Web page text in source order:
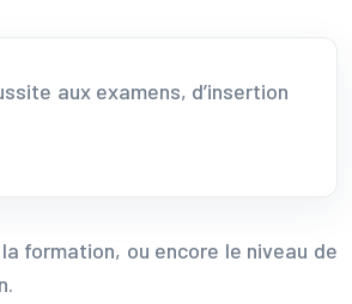
aux examens, d’insertion
formation, ou encore le niveau de